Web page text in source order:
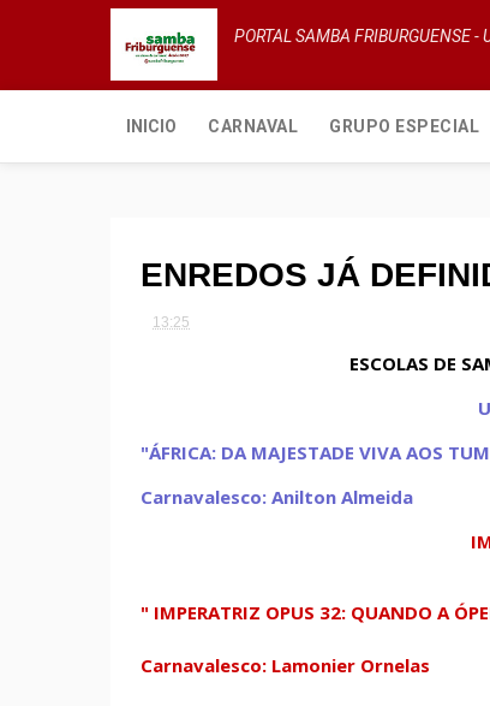
PORTAL SAMBA FRIBURGUENSE -
INICIO CARNAVAL GRUPO ESPECIAL
ENREDOS JÁ
13:25
ESCOLAS DE
"ÁFRICA: DA MAJESTADE VIVA AOS
Carnavalesco: Anilton Almeida
" IMPERATRIZ OPUS 32: QUANDO A
Carnavalesco: Lamonier Ornelas